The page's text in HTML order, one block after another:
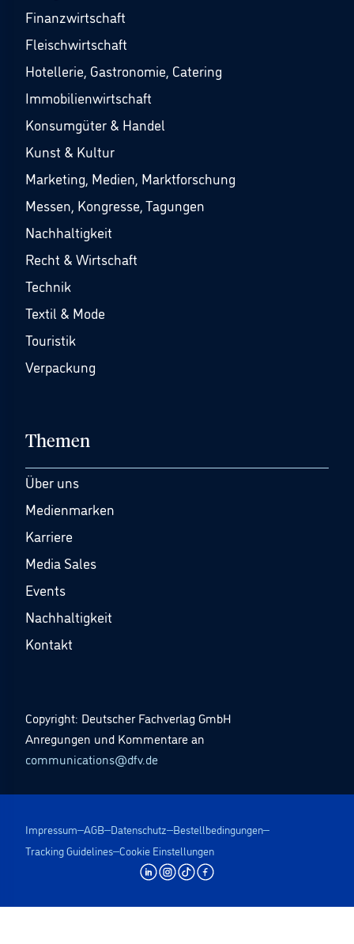
Finanzwirtschaft
Fleischwirtschaft
Hotellerie, Gastronomie, Catering
Immobilienwirtschaft
Konsumgüter & Handel
Kunst & Kultur
Marketing, Medien, Marktforschung
Messen, Kongresse, Tagungen
Nachhaltigkeit
Recht & Wirtschaft
Technik
Textil & Mode
Touristik
Verpackung
Themen
Über uns
Medienmarken
Karriere
Media Sales
Events
Nachhaltigkeit
Kontakt
Copyright: Deutscher Fachverlag GmbH
Anregungen und Kommentare an
communications@dfv.de
Impressum AGB Datenschutz Bestellbedingungen
Tracking Guidelines Cookie Einstellungen